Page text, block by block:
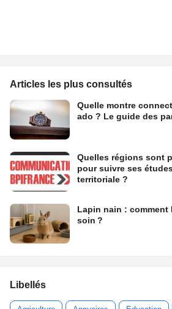
Articles les plus consultés
Quelle montre
ado ? Le guide des
Quelles régions sont
pour suivre ses
territoriale ?
Lapin nain : comment
soin ?
Libellés